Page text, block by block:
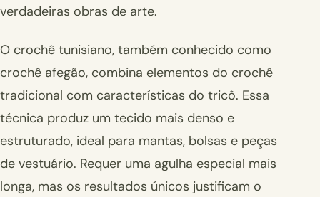
verdadeiras obras de arte.
O crochê tunisiano, também conhecido como
crochê afegão, combina elementos do crochê
tradicional com características do tricô. Essa
técnica produz um tecido mais denso e
estruturado, ideal para mantas, bolsas e peças
de vestuário. Requer uma agulha especial mais
longa, mas os resultados únicos justificam o